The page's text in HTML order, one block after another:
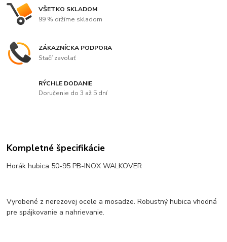
VŠETKO SKLADOM
99 % držíme skladom
ZÁKAZNÍCKA PODPORA
Stačí zavolať
RÝCHLE DODANIE
Doručenie do 3 až 5 dní
Kompletné špecifikácie
Horák hubica 50-95 PB-INOX WALKOVER
Vyrobené z nerezovej ocele a mosadze. Robustný hubica vhodná
pre spájkovanie a nahrievanie.